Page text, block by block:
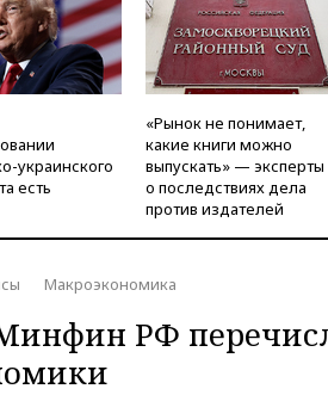
украинского
есть
«Рынок не понимает,
какие книги можно
выпускать» — эксперты
о последствиях дела
против издателей
Макроэкономика
РФ